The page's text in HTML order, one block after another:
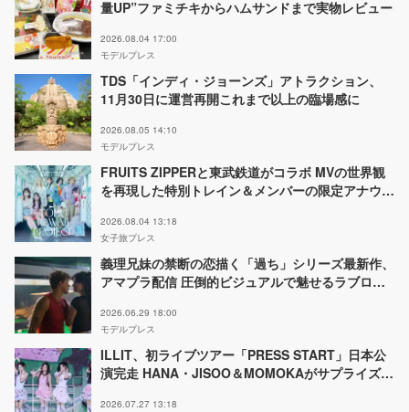
量UP”ファミチキからハムサンドまで実物レビュー
2026.08.04 17:00
モデルプレス
TDS「インディ・ジョーンズ」アトラクション、
11月30日に運営再開これまで以上の臨場感に
2026.08.05 14:10
モデルプレス
FRUITS ZIPPERと東武鉄道がコラボ MVの世界観
を再現した特別トレイン＆メンバーの限定アナウン
2026.08.04 13:18
女子旅プレス
義理兄妹の禁断の恋描く「過ち」シリーズ最新作、
アマプラ配信 圧倒的ビジュアルで魅せるラブロマ
2026.06.29 18:00
モデルプレス
ILLIT、初ライブツアー「PRESS START」日本公
演完走 HANA・JISOO＆MOMOKAがサプライズ登
2026.07.27 13:18